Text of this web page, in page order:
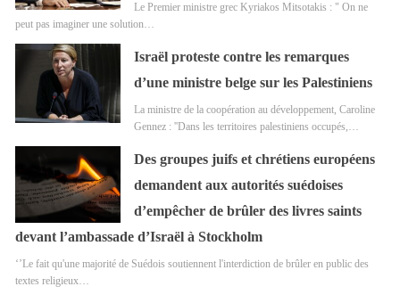
Le Premier ministre grec Kyriakos Mitsotakis : " On ne
peut pas imaginer une solution…
Israël proteste contre les remarques
d’une ministre belge sur les Palestiniens
La ministre de la coopération au développement, Caroline
Gennez : ''Dans les territoires palestiniens occupés,…
Des groupes juifs et chrétiens européens
demandent aux autorités suédoises
d’empêcher de brûler des livres saints
devant l’ambassade d’Israël à Stockholm
‘’Le fait qu'une majorité de Suédois soutiennent l'interdiction de brûler en public des
textes religieux…